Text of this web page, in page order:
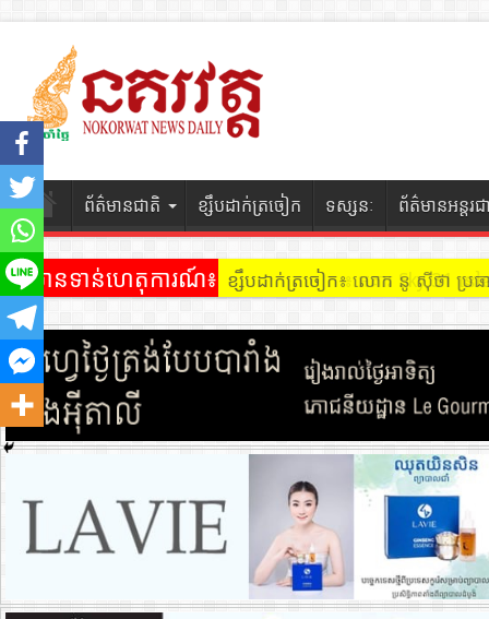
ព័ត៌មានជាតិ ខ្សឹបដាក់ត្រចៀក ទស្សនៈ ព័ត៌មានអន្តរជ
ព័ត៌មានទាន់ហេតុការណ៍៖ ខ្សឹបដាក់ត្រចៀក ៖ អគារ Sky 31